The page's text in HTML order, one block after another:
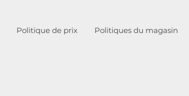
Politique de prix Politiques du magasin